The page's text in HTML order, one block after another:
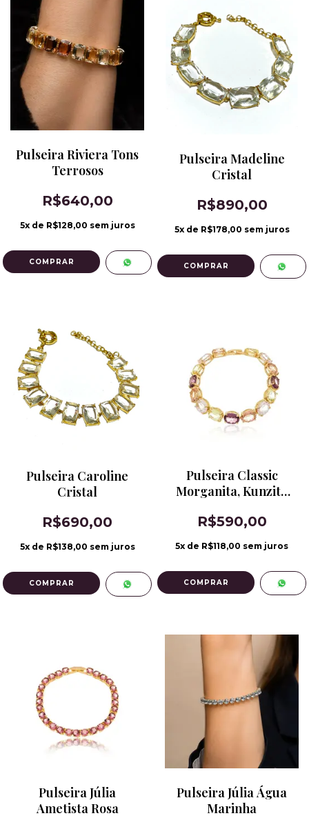
Pulseira Riviera Tons
Terrosos
R$640,00
5x de R$128,00 sem juros
Pulseira Madeline
Cristal
R$890,00
5x de R$178,00 sem juros
Pulseira Caroline
Cristal
R$690,00
5x de R$138,00 sem juros
Pulseira Classic
Morganita, Kunzita
Ametista Rosa
R$590,00
5x de R$118,00 sem juros
Pulseira Júlia
Ametista Rosa
Pulseira Júlia Água
Marinha